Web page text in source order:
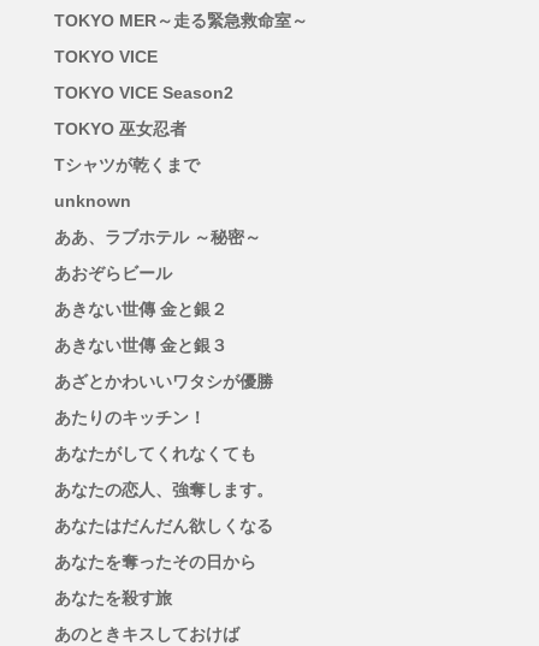
TOKYO MER～走る緊急救命室～
TOKYO VICE
TOKYO VICE Season2
TOKYO 巫女忍者
Tシャツが乾くまで
unknown
ああ、ラブホテル ～秘密～
あおぞらビール
あきない世傳 金と銀２
あきない世傳 金と銀３
あざとかわいいワタシが優勝
あたりのキッチン！
あなたがしてくれなくても
あなたの恋人、強奪します。
あなたはだんだん欲しくなる
あなたを奪ったその日から
あなたを殺す旅
あのときキスしておけば